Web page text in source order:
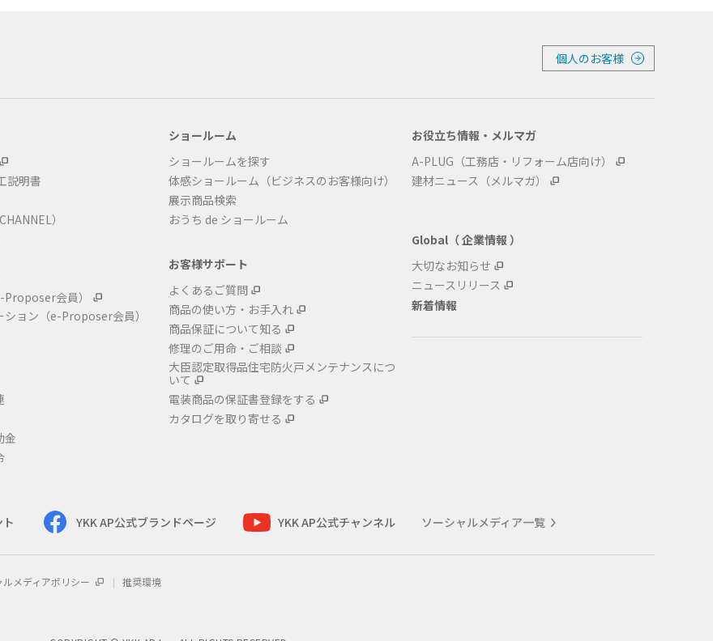
個人のお客様
説明書
）
Proposer会員）
ション （e-Proposer会員）
金
ショールーム
ショールームを探す
体感ショールーム（ビジネスのお客様向け）
展示商品検索
おうち de ショールーム
お客様サポート
よくあるご質問
商品の使い方・お手入れ
商品保証について知る
修理のご用命・ご相談
大臣認定取得品住宅防火戸メンテナンスにつ
いて
電装商品の保証書登録をする
カタログを取り寄せる
お役立ち情報・メルマガ
A-PLUG（工務店・リフォーム店向け）
建材ニュース（メルマガ）
Global（ 企業情報 ）
大切なお知らせ
ニュースリリース
新着情報
YKK AP公式ブランドページ YKK AP公式チャンネル ソーシャルメディア一覧
ルメディアポリシー 推奨環境